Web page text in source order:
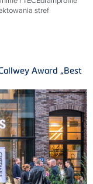
stref
Award „Best